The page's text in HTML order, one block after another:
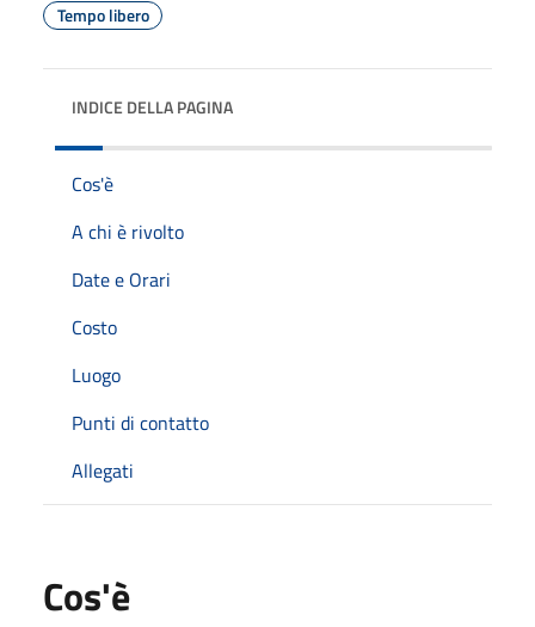
Tempo libero
INDICE DELLA PAGINA
Cos'è
A chi è rivolto
Date e Orari
Costo
Luogo
Punti di contatto
Allegati
Cos'è